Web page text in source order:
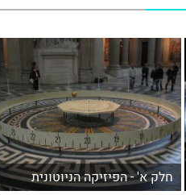
חלק א' - הפיזיקה הניוטונית